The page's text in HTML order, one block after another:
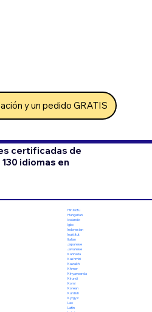
y un pedido GRATIS
certificadas de
idiomas en
Hiri Motu
Hungarian
Icelandic
Igbo
Indonesian
Inuktitut
Italian
Japanese
Javanese
Kannada
Kashmiri
Kazakh
Khmer
Kinyarwanda
Kirundi
Komi
Korean
Kurdish
Kyrgyz
Lao
Latin